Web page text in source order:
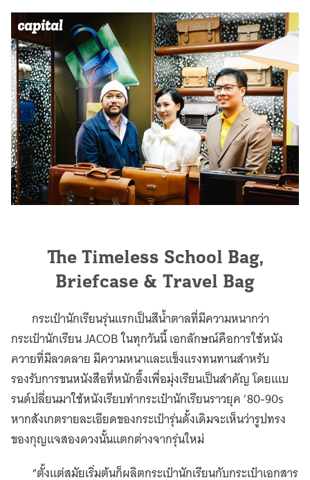
The Timeless School Bag,
Briefcase & Travel Bag
กระเป๋านักเรียนรุ่นแรกเป็นสีน้ำตาลที่มีความหนากว่า
กระเป๋านักเรียน JACOB ในทุกวันนี้ เอกลักษณ์คือการใช้หนัง
ควายที่มีลวดลาย มีความหนาและแข็งแรงทนทานสำหรับ
รองรับการขนหนังสือที่หนักอึ้งเพื่อมุ่งเรียนเป็นสำคัญ โดยเแบ
รนด์ปลี่ยนมาใช้หนังเรียบทำกระเป๋านักเรียนราวยุค ’80-90s
หากสังเกตรายละเอียดของกระเป๋ารุ่นดั้งเดิมจะเห็นว่ารูปทรง
ของกุญแจสองดวงนั้นแตกต่างจากรุ่นใหม่
“ตั้งแต่สมัยเริ่มต้นก็ผลิตกระเป๋านักเรียนกับกระเป๋าเอกสาร